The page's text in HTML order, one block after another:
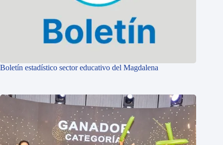
Boletín estadístico sector educativo del Magdalena